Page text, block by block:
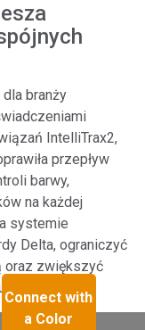
branży
IntelliTrax2,
przepływ
barwy,
na każdej
systemie
Delta, ograniczyć
oraz zwiększyć
Connect with
a Color